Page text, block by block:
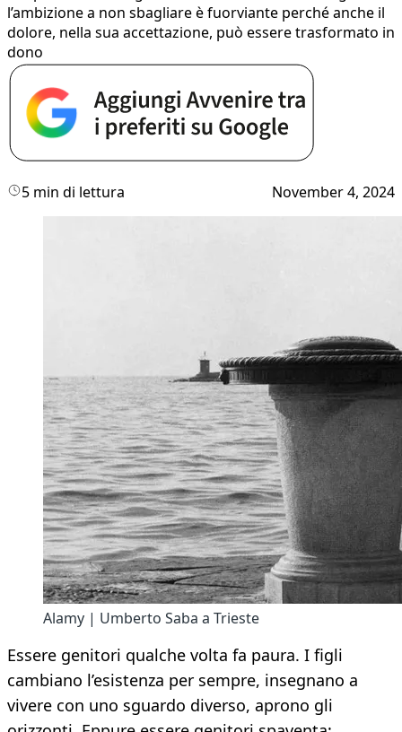
l’ambizione a non sbagliare è fuorviante perché anche il
dolore, nella sua accettazione, può essere trasformato in
dono
5 min di lettura November 4, 2024
Alamy | Umberto Saba a Trieste
Essere genitori qualche volta fa paura. I figli
cambiano l’esistenza per sempre, insegnano a
vivere con uno sguardo diverso, aprono gli